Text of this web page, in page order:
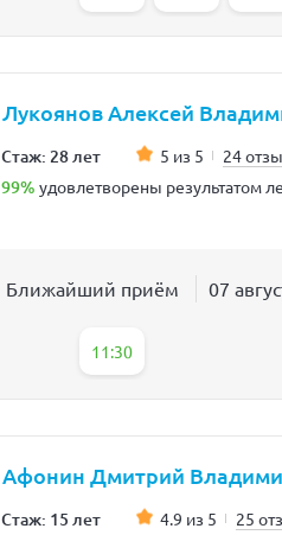
Лукоянов Алексей
Стаж: 28 лет 5 из 5 24
99% удовлетворены результатом
Ближайший приём 07
11:30
Афонин Дмитрий
Стаж: 15 лет 4.9 из 5 25